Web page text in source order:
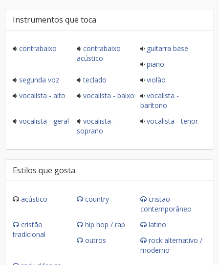
Instrumentos que toca
contrabaixo
contrabaixo
acústico
guitarra base
piano
segunda voz
teclado
violão
vocalista - alto
vocalista - baixo
vocalista -
barítono
vocalista - geral
vocalista -
soprano
vocalista - tenor
Estilos que gosta
acústico country
cristão
contemporâneo
cristão
tradicional
hip hop / rap
latino
outros
rock alternativo /
moderno